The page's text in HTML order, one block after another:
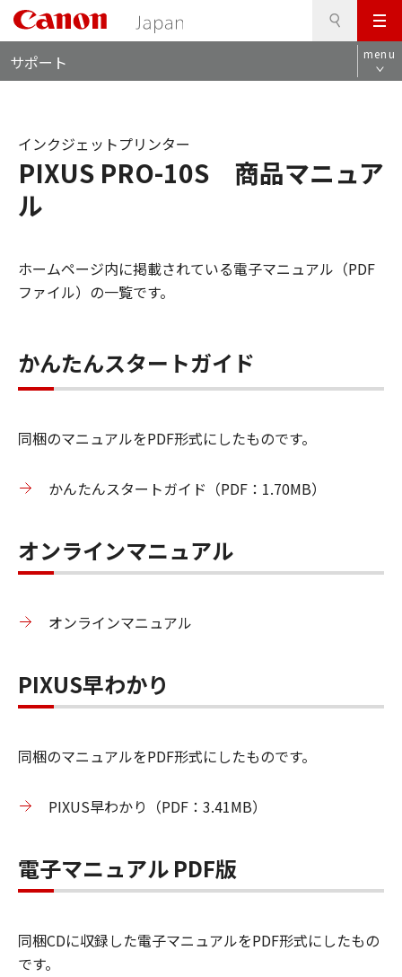
メ
ニ
ュ
サポート menu
PIXUS PRO-10S 商品マニュア
ル
インクジェットプリンター
ホームページ内に掲載されている電子マニュアル（PDF
ファイル）の一覧です。
かんたんスタートガイド
同梱のマニュアルをPDF形式にしたものです。
かんたんスタートガイド（PDF：1.70MB）
オンラインマニュアル
オンラインマニュアル
PIXUS早わかり
同梱のマニュアルをPDF形式にしたものです。
PIXUS早わかり（PDF：3.41MB）
電子マニュアル PDF版
同梱CDに収録した電子マニュアルをPDF形式にしたもの
です。